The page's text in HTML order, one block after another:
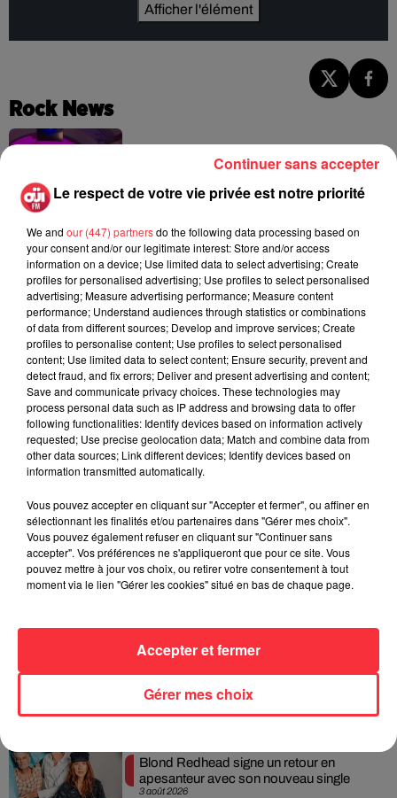
Afficher l'élément
Rock News
6 août 2026
La version réécrite de « Beautiful Day »
interprétée lors des...
6 août 2026
Weezer prépare la sortie de son nouvel
album en dévoilant une...
5 août 2026
Queens of the Stone Age lance une ligne
téléphonique pour...
5 août 2026
Linkin Park annonce son arrivée au
cinéma avec « Unshatter »
4 août 2026
Pearl Jam replonge dans ses débuts
avec un livre photo inédit
3 août 2026
Blond Redhead signe un retour en
apesanteur avec son nouveau single
Le respect de votre vie privée est notre priorité
We and our (447) partnersdo the following data processing based on
your consent and/or our legitimate interest: Store and/or access
information on a device; Use limited data to select advertising; Create
profiles for personalised advertising; Use profiles to select personalised
advertising; Measure advertising performance; Measure content
performance; Understand audiences through statistics or combinations
of data from different sources; Develop and improve services; Create
profiles to personalise content; Use profiles to select personalised
content; Use limited data to select content; Ensure security, prevent and
detect fraud, and fix errors; Deliver and present advertising and content;
Save and communicate privacy choices. These technologies may
process personal data such as IP address and browsing data to offer
following functionalities: Identify devices based on information actively
requested; Use precise geolocation data; Match and combine data from
other data sources; Link different devices; Identify devices based on
information transmitted automatically.
Vous pouvez accepter en cliquant sur "Accepter et fermer", ou affiner en
sélectionnant les finalités et/ou partenaires dans "Gérer mes choix".
Vous pouvez également refuser en cliquant sur "Continuer sans
accepter". Vos préférences ne s'appliqueront que pour ce site. Vous
pouvez mettre à jour vos choix, ou retirer votre consentement à tout
moment via le lien "Gérer les cookies" situé en bas de chaque page.
Gérer mes choix
Accepter et fermer
Continuer sans accepter